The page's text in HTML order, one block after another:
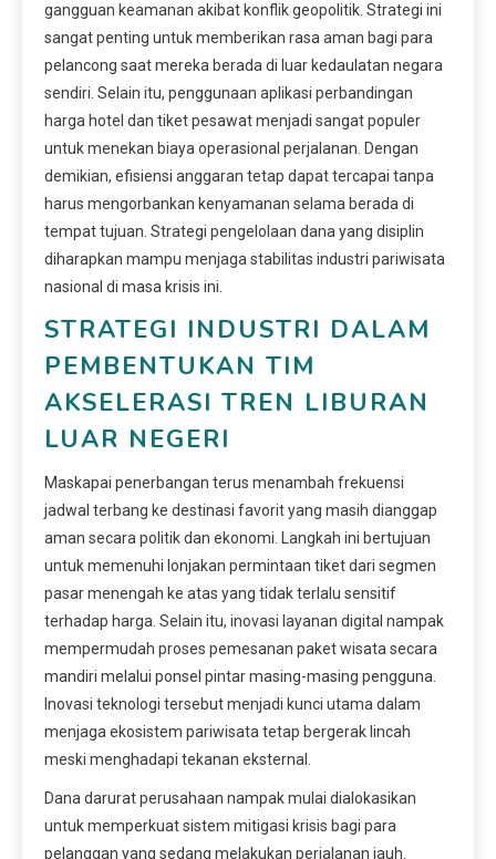
gangguan keamanan akibat konflik geopolitik. Strategi ini
sangat penting untuk memberikan rasa aman bagi para
pelancong saat mereka berada di luar kedaulatan negara
sendiri. Selain itu, penggunaan aplikasi perbandingan
harga hotel dan tiket pesawat menjadi sangat populer
untuk menekan biaya operasional perjalanan. Dengan
demikian, efisiensi anggaran tetap dapat tercapai tanpa
harus mengorbankan kenyamanan selama berada di
tempat tujuan. Strategi pengelolaan dana yang disiplin
diharapkan mampu menjaga stabilitas industri pariwisata
nasional di masa krisis ini.
STRATEGI INDUSTRI DALAM
PEMBENTUKAN TIM
AKSELERASI TREN LIBURAN
LUAR NEGERI
Maskapai penerbangan terus menambah frekuensi
jadwal terbang ke destinasi favorit yang masih dianggap
aman secara politik dan ekonomi. Langkah ini bertujuan
untuk memenuhi lonjakan permintaan tiket dari segmen
pasar menengah ke atas yang tidak terlalu sensitif
terhadap harga. Selain itu, inovasi layanan digital nampak
mempermudah proses pemesanan paket wisata secara
mandiri melalui ponsel pintar masing-masing pengguna.
Inovasi teknologi tersebut menjadi kunci utama dalam
menjaga ekosistem pariwisata tetap bergerak lincah
meski menghadapi tekanan eksternal.
Dana darurat perusahaan nampak mulai dialokasikan
untuk memperkuat sistem mitigasi krisis bagi para
pelanggan yang sedang melakukan perjalanan jauh.